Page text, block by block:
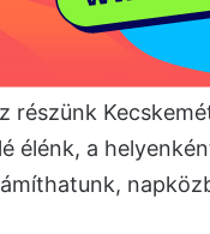
élénk, a